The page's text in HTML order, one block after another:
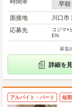
時間帯
早朝
面接地
川口市
応募先
コジマ
EN
募集
詳細を
アルバイト・パート 短期